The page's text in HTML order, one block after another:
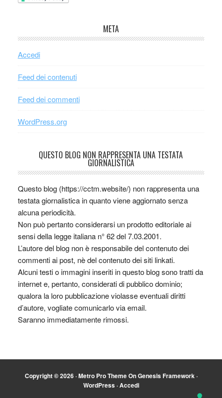
META
Accedi
Feed dei contenuti
Feed dei commenti
WordPress.org
QUESTO BLOG NON RAPPRESENTA UNA TESTATA
GIORNALISTICA
Questo blog (https://cctm.website/) non rappresenta una
testata giornalistica in quanto viene aggiornato senza
alcuna periodicità.
Non può pertanto considerarsi un prodotto editoriale ai
sensi della legge italiana n° 62 del 7.03.2001.
L’autore del blog non è responsabile del contenuto dei
commenti ai post, nè del contenuto dei siti linkati.
Alcuni testi o immagini inseriti in questo blog sono tratti da
internet e, pertanto, considerati di pubblico dominio;
qualora la loro pubblicazione violasse eventuali diritti
d’autore, vogliate comunicarlo via email.
Saranno immediatamente rimossi.
Copyright © 2026 ·Metro Pro ThemeOnGenesis Framework·
WordPress·Accedi